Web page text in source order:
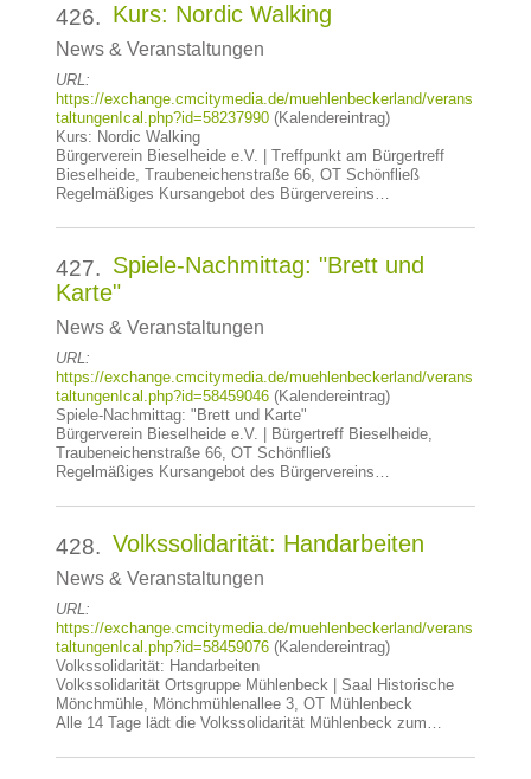
426. Kurs: Nordic Walking
News & Veranstaltungen
URL:
https://exchange.cmcitymedia.de/muehlenbeckerland/verans
taltungenIcal.php?id=58237990(Kalendereintrag)
Kurs: Nordic Walking
Bürgerverein Bieselheide e.V. | Treffpunkt am Bürgertreff
Bieselheide, Traubeneichenstraße 66, OT Schönfließ
Regelmäßiges Kursangebot des Bürgervereins…
427. Spiele-Nachmittag: "Brett und
Karte"
News & Veranstaltungen
URL:
https://exchange.cmcitymedia.de/muehlenbeckerland/verans
taltungenIcal.php?id=58459046(Kalendereintrag)
Spiele-Nachmittag: "Brett und Karte"
Bürgerverein Bieselheide e.V. | Bürgertreff Bieselheide,
Traubeneichenstraße 66, OT Schönfließ
Regelmäßiges Kursangebot des Bürgervereins…
428. Volkssolidarität: Handarbeiten
News & Veranstaltungen
URL:
https://exchange.cmcitymedia.de/muehlenbeckerland/verans
taltungenIcal.php?id=58459076(Kalendereintrag)
Volkssolidarität: Handarbeiten
Volkssolidarität Ortsgruppe Mühlenbeck | Saal Historische
Mönchmühle, Mönchmühlenallee 3, OT Mühlenbeck
Alle 14 Tage lädt die Volkssolidarität Mühlenbeck zum…